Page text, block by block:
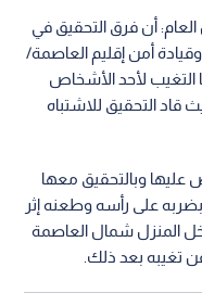
العام: أن فرق التحقيق في
وقيادة أمن إقليم العاصمة/
التغيب لأحد الأشخاص
منذ 11 عاما، منذ عام 2015م حيث قاد التحقيق للاشتباه
عليها وبالتحقيق معها
بقتل زوجها بضربه على رأسه وطعنه إثر
المنزل شمال العاصمة
تغيبه بعد ذلك.